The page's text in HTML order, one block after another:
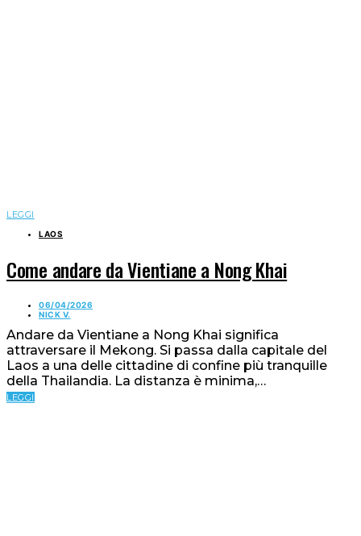
LEGGI
LAOS
Come andare da Vientiane a Nong Khai
06/04/2026
NICK V.
Andare da Vientiane a Nong Khai significa
attraversare il Mekong. Si passa dalla capitale del
Laos a una delle cittadine di confine più tranquille
della Thailandia. La distanza è minima,…
LEGGI